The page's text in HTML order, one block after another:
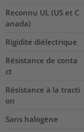
Reconnu UL (US et C
anada)
Rigidité diélectrique
Résistance de conta
ct
Résistance à la tracti
on
Sans halogène